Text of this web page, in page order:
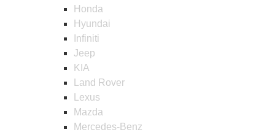
Honda
Hyundai
Infiniti
Jeep
KIA
Land Rover
Lexus
Mazda
Mercedes-Benz